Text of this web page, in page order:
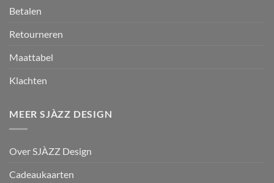
Betalen
Retourneren
Maattabel
Klachten
MEER SJÀZZ DESIGN
Over SJÀZZ Design
Cadeaukaarten